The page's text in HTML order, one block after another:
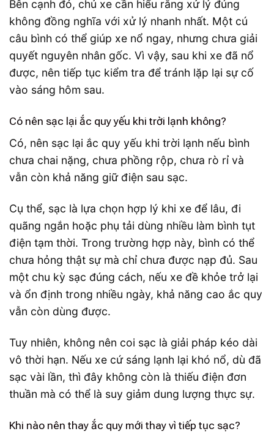
Bên cạnh đó, chủ xe cần hiểu rằng xử lý đúng
không đồng nghĩa với xử lý nhanh nhất. Một cú
câu bình có thể giúp xe nổ ngay, nhưng chưa giải
quyết nguyên nhân gốc. Vì vậy, sau khi xe đã nổ
được, nên tiếp tục kiểm tra để tránh lặp lại sự cố
vào sáng hôm sau.
Có nên sạc lại ắc quy yếu khi trời lạnh không?
Có, nên sạc lại ắc quy yếu khi trời lạnh nếu bình
chưa chai nặng, chưa phồng rộp, chưa rò rỉ và
vẫn còn khả năng giữ điện sau sạc.
Cụ thể, sạc là lựa chọn hợp lý khi xe để lâu, đi
quãng ngắn hoặc phụ tải dùng nhiều làm bình tụt
điện tạm thời. Trong trường hợp này, bình có thể
chưa hỏng thật sự mà chỉ chưa được nạp đủ. Sau
một chu kỳ sạc đúng cách, nếu xe đề khỏe trở lại
và ổn định trong nhiều ngày, khả năng cao ắc quy
vẫn còn dùng được.
Tuy nhiên, không nên coi sạc là giải pháp kéo dài
vô thời hạn. Nếu xe cứ sáng lạnh lại khó nổ, dù đã
sạc vài lần, thì đây không còn là thiếu điện đơn
thuần mà có thể là suy giảm dung lượng thực sự.
Khi nào nên thay ắc quy mới thay vì tiếp tục sạc?